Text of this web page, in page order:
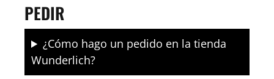
PEDIR
¿Cómo hago un pedido en la tienda
Wunderlich?